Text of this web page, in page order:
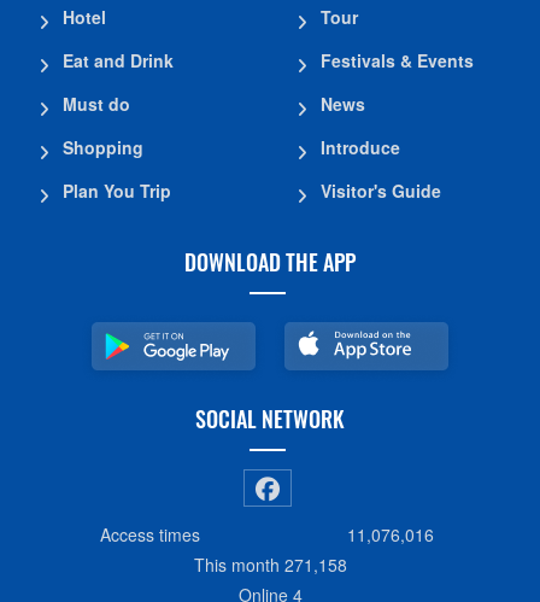
Hotel
Eat and Drink
Must do
Shopping
Plan You Trip
Tour
Festivals & Events
News
Introduce
Visitor's Guide
DOWNLOAD THE APP
SOCIAL NETWORK
Access times
11,076,016
This month 271,158
Online 4